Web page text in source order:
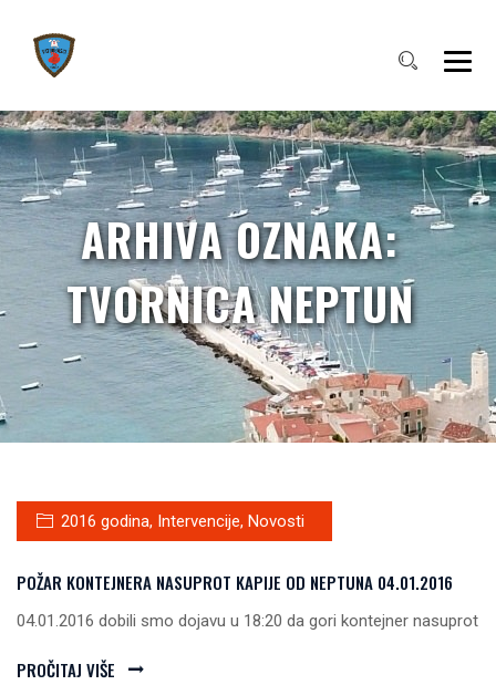
ARHIVA OZNAKA:
TVORNICA NEPTUN
2016 godina, Intervencije, Novosti
POŽAR KONTEJNERA NASUPROT KAPIJE OD NEPTUNA 04.01.2016
04.01.2016 dobili smo dojavu u 18:20 da gori kontejner nasuprot
PROČITAJ VIŠE